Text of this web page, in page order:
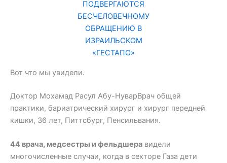
ПОДВЕРГАЮТСЯ
БЕСЧЕЛОВЕЧНОМУ
ОБРАЩЕНИЮ В
ИЗРАИЛЬСКОМ
«ГЕСТАПО»
Вот что мы увидели.
Доктор Мохамад Расул Абу-НуварВрач общей
практики, бариатрический хирург и хирург передней
кишки, 36 лет, Питтсбург, Пенсильвания.
44 врача, медсестры и фельдшера видели
многочисленные случаи, когда в секторе Газа дети